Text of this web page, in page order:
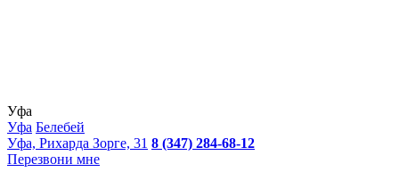
Уфа
Уфа Белебей
Уфа, Рихарда Зорге, 31 8 (347) 284-68-12
Перезвони мне